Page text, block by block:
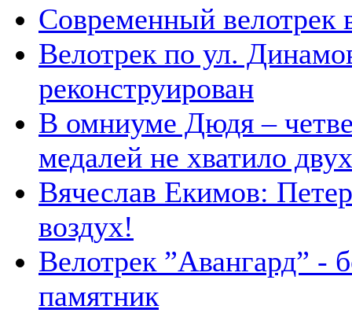
Современный
Велотрек по ул.
реконструирован
В омниуме Дюдя –
медалей не хватило
Вячеслав Екимов:
воздух!
Велотрек ”Авангард” -
памятник